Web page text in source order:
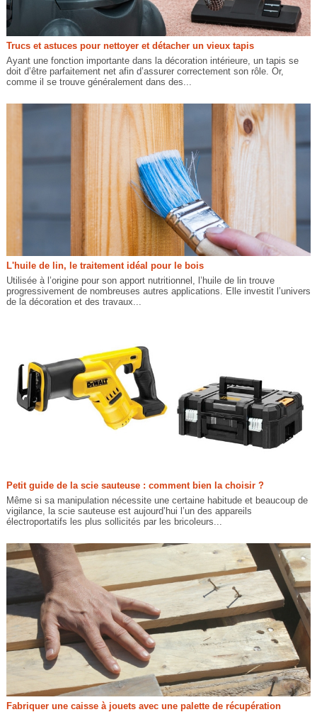
Trucs et astuces pour nettoyer et détacher un vieux tapis
Ayant une fonction importante dans la décoration intérieure, un tapis se
doit d’être parfaitement net afin d’assurer correctement son rôle. Or,
comme il se trouve généralement dans des...
L'huile de lin, le traitement idéal pour le bois
Utilisée à l’origine pour son apport nutritionnel, l’huile de lin trouve
progressivement de nombreuses autres applications. Elle investit l’univers
de la décoration et des travaux...
Petit guide de la scie sauteuse : comment bien la choisir ?
Même si sa manipulation nécessite une certaine habitude et beaucoup de
vigilance, la scie sauteuse est aujourd’hui l’un des appareils
électroportatifs les plus sollicités par les bricoleurs...
Fabriquer une caisse à jouets avec une palette de récupération